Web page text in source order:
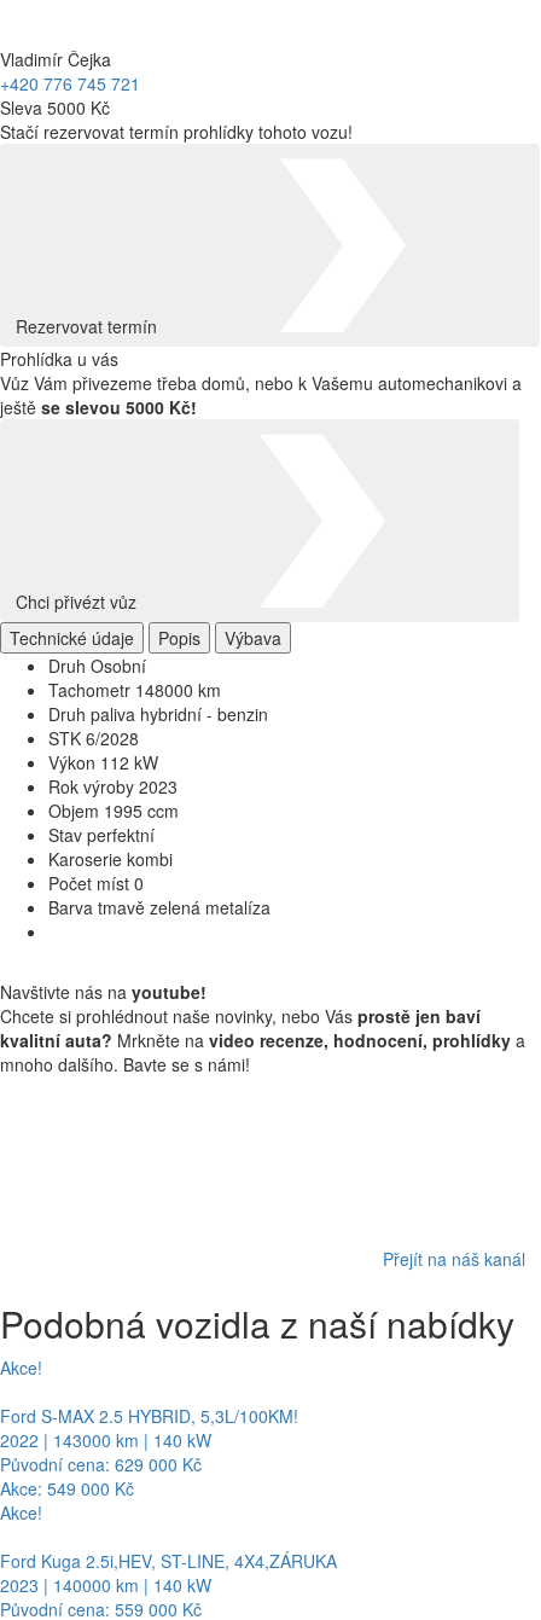
Vladimír Čejka
+420 776 745 721
Sleva 5000 Kč
Stačí rezervovat termín prohlídky tohoto vozu!
Rezervovat termín
Prohlídka u vás
Vůz Vám přivezeme třeba domů, nebo k Vašemu automechanikovi a
ještě se slevou 5000 Kč!
Chci přivézt vůz
Technické údaje
Popis
Výbava
Druh Osobní
Tachometr 148000 km
Druh paliva hybridní - benzin
STK 6/2028
Výkon 112 kW
Rok výroby 2023
Objem 1995 ccm
Stav perfektní
Karoserie kombi
Počet míst 0
Barva tmavě zelená metalíza
Navštivte nás na youtube!
Chcete si prohlédnout naše novinky, nebo Vás prostě jen baví
kvalitní auta? Mrkněte na video recenze, hodnocení, prohlídky a
mnoho dalšího. Bavte se s námi!
Přejít na náš kanál
Podobná vozidla z naší nabídky
Akce!
Ford S-MAX 2.5 HYBRID, 5,3L/100KM!
2022 | 143000 km | 140 kW
Původní cena: 629 000 Kč
Akce: 549 000 Kč
Akce!
Ford Kuga 2.5i,HEV, ST-LINE, 4X4,ZÁRUKA
2023 | 140000 km | 140 kW
Původní cena: 559 000 Kč